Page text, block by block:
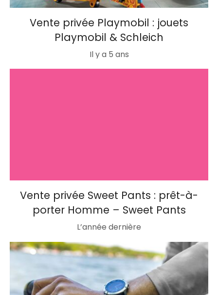
Vente privée Playmobil : jouets
Playmobil & Schleich
Il y a 5 ans
Vente privée Sweet Pants : prêt-à-
porter Homme – Sweet Pants
L’année dernière